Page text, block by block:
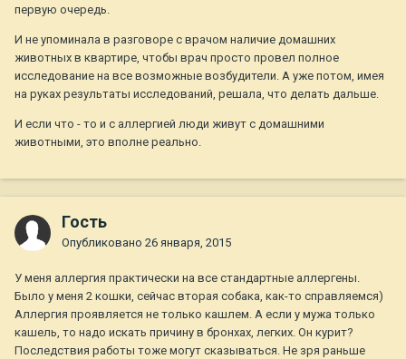
первую очередь.
И не упоминала в разговоре с врачом наличие домашних
животных в квартире, чтобы врач просто провел полное
исследование на все возможные возбудители. А уже потом, имея
на руках результаты исследований, решала, что делать дальше.
И если что - то и с аллергией люди живут с домашними
животными, это вполне реально.
Гость
Опубликовано 26 января, 2015
У меня аллергия практически на все стандартные аллергены.
Было у меня 2 кошки, сейчас вторая собака, как-то справляемся)
Аллергия проявляется не только кашлем. А если у мужа только
кашель, то надо искать причину в бронхах, легких. Он курит?
Последствия работы тоже могут сказываться. Не зря раньше